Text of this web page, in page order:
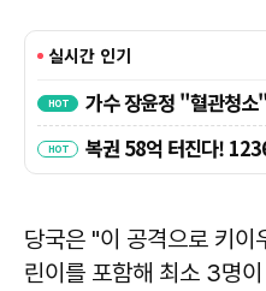
당국은 "이 공격으로 키이
린이를 포함해 최소 3명